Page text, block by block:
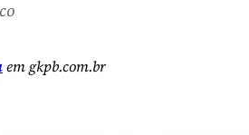
em gkpb.com.br